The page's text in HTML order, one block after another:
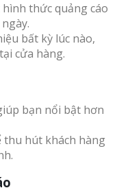
thức quảng cáo
bất kỳ lúc nào,
cửa hàng.
bạn nổi bật hơn
thu hút khách hàng